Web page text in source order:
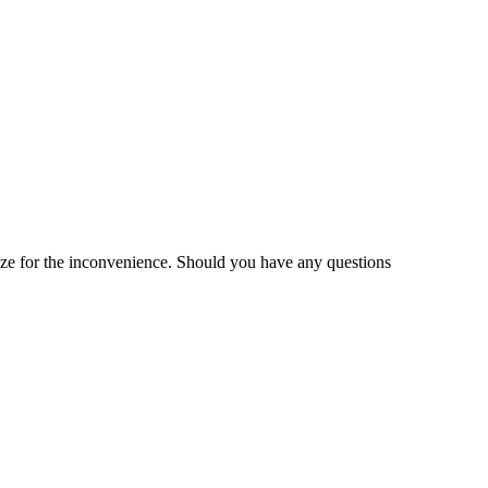
for the inconvenience. Should you have any questions